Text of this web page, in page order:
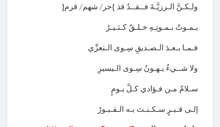
ولـكـنَّ الـرزيَّـةَ فــقــدُ فذ }حر/ شهم/ قرم{
يـمـوتُ بـمـوتِـهِ خـلـقٌ كـثـيـرُ
فـمـا بـعـدَ الـصـديقِ سِـوى الـتعزِّي
ولا شــيءٌ يـهـونُ سِـوى الـيسيرِ
سـلامٌ مـن فـؤادي كـلَّ يـومٍ
إلـى قـبـرٍ سـكـنـتَ بـه الـقـبـورُ